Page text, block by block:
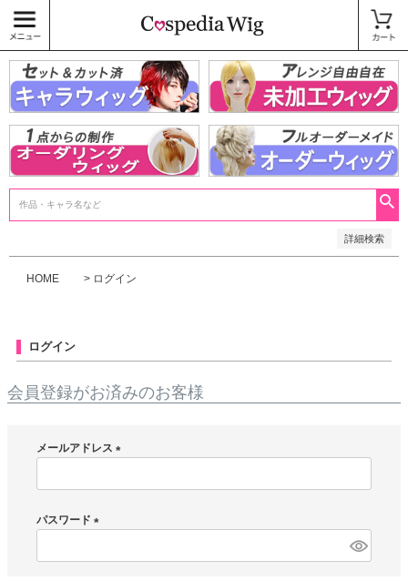
詳細検索
〜
商品タグ
キャラウィッグ
未加工ウィッグ
ベースウィッグ
衣装
SALE中
HOME ログイン
ログイン
会員登録がお済みのお客様
メールアドレス
必
パスワード
必